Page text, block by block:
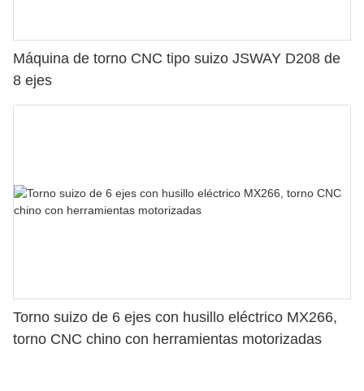
Máquina de torno CNC tipo suizo JSWAY D208 de
8 ejes
Torno suizo de 6 ejes con husillo eléctrico MX266,
torno CNC chino con herramientas motorizadas